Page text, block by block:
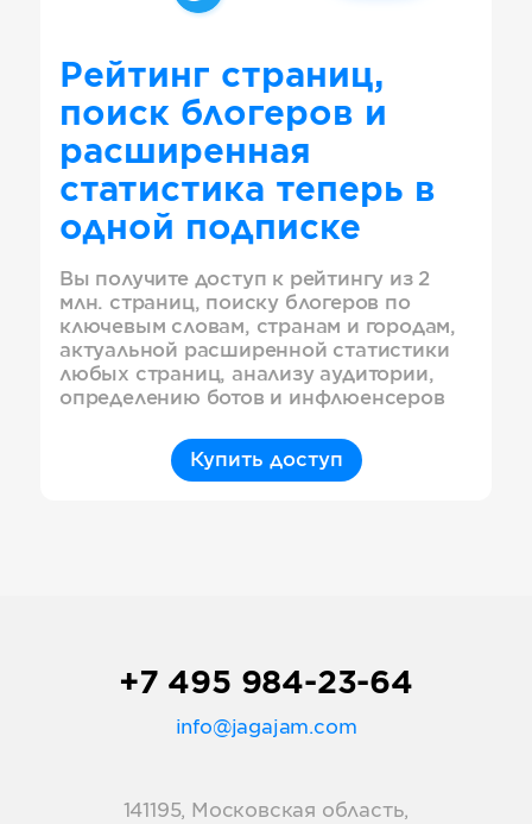
Рейтинг страниц,
поиск блогеров и
расширенная
статистика теперь в
одной подписке
Вы получите доступ к рейтингу из 2
млн. страниц, поиску блогеров по
ключевым словам, странам и городам,
актуальной расширенной статистики
любых страниц, анализу аудитории,
определению ботов и инфлюенсеров
Купить доступ
+7 495 984-23-64
info@jagajam.com
141195, Московская область,